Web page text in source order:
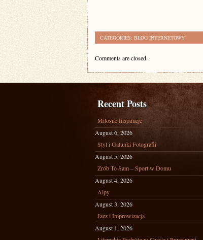
CATEGORIES: BLOG INTERNETOWY
Comments are closed.
Recent Posts
Miłosne Inspiracje
August 6, 2026
Styl i Gatunki Fotografii
August 5, 2026
Zrób To Sam – Sport w Domu
August 4, 2026
Alpy
August 3, 2026
Jazz i Improwizacja
August 1, 2026